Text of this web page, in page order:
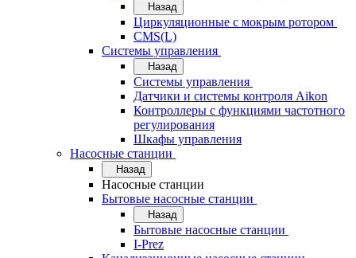
Назад
Циркуляционные с мокрым ротором
CMS(L)
Системы управления
Назад
Системы управления
Датчики и системы контроля Aikon
Контроллеры с функциями частотного
регулирования
Шкафы управления
Насосные станции
Назад
Насосные станции
Бытовые насосные станции
Назад
Бытовые насосные станции
I-Prez